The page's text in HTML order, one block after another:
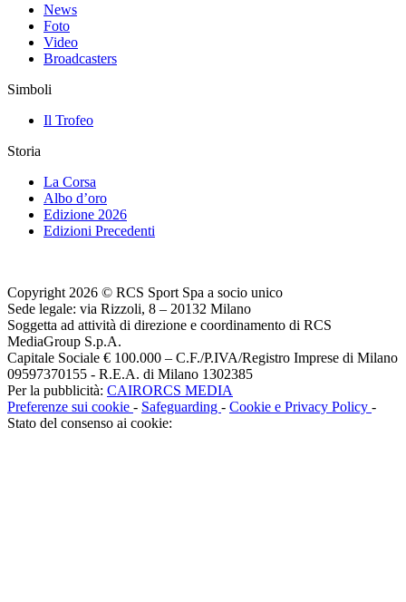
News
Foto
Video
Broadcasters
Simboli
Il Trofeo
Storia
La Corsa
Albo d’oro
Edizione 2026
Edizioni Precedenti
Copyright 2026 © RCS Sport Spa a socio unico
Sede legale: via Rizzoli, 8 – 20132 Milano
Soggetta ad attività di direzione e coordinamento di RCS
MediaGroup S.p.A.
Capitale Sociale € 100.000 – C.F./P.IVA/Registro Imprese di Milano
09597370155 - R.E.A. di Milano 1302385
Per la pubblicità: CAIRORCS MEDIA
Preferenze sui cookie - Safeguarding - Cookie e Privacy Policy -
Stato del consenso ai cookie: